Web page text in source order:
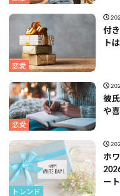
恋愛
付
ト
恋愛
彼
や
トレンド
ホ
ー